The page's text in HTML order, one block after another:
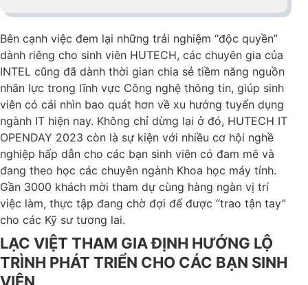
Bên cạnh việc đem lại những trải nghiệm “độc quyền”
dành riêng cho sinh viên HUTECH, các chuyên gia của
INTEL cũng đã dành thời gian chia sẻ tiềm năng nguồn
nhân lực trong lĩnh vực Công nghệ thông tin, giúp sinh
viên có cái nhìn bao quát hơn về xu hướng tuyển dụng
ngành IT hiện nay. Không chỉ dừng lại ở đó, HUTECH IT
OPENDAY 2023 còn là sự kiện với nhiều cơ hội nghề
nghiệp hấp dẫn cho các bạn sinh viên có đam mê và
đang theo học các chuyên ngành Khoa học máy tính.
Gần 3000 khách mời tham dự cùng hàng ngàn vị trí
việc làm, thực tập đang chờ đợi để được “trao tận tay”
cho các Kỹ sư tương lai.
LẠC VIỆT THAM GIA ĐỊNH HƯỚNG LỘ
TRÌNH PHÁT TRIỂN CHO CÁC BẠN SINH